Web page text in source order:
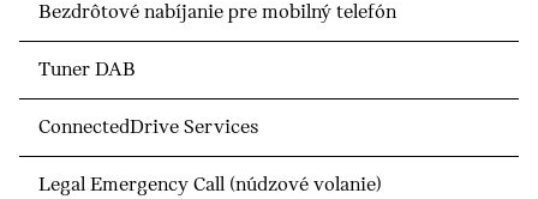
Bezdrôtové nabíjanie pre mobilný telefón
Tuner DAB
ConnectedDrive Services
Legal Emergency Call (núdzové volanie)